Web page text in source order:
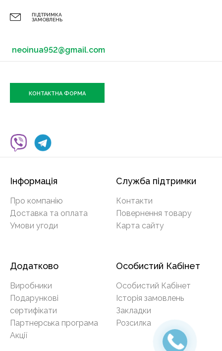
ПІДТРИМКА
ЗАМОВЛЕНЬ
neoinua952@gmail.com
КОНТАКТНА ФОРМА
Інформація
Про компанію
Доставка та оплата
Умови угоди
Служба підтримки
Контакти
Повернення товару
Карта сайту
Додатково
Виробники
Подарункові
сертифікати
Партнерська програма
Акції
Особистий Кабінет
Особистий Кабінет
Історія замовлень
Закладки
Розсилка